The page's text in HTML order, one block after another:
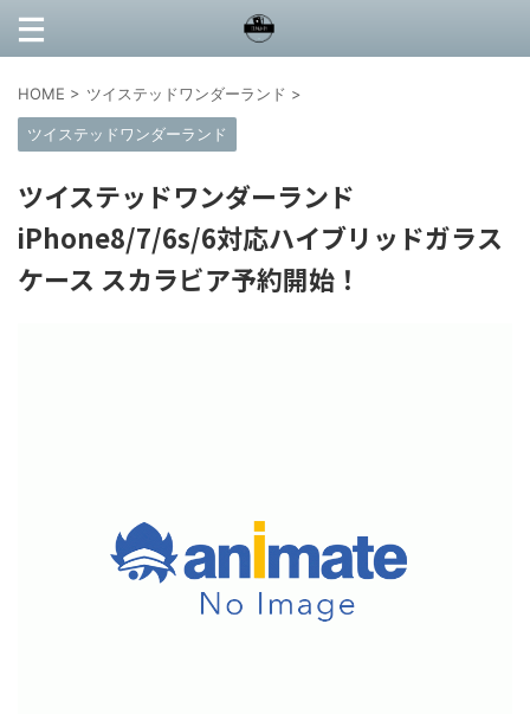
HOME > ツイステッドワンダーランド >
ツイステッドワンダーランド
ツイステッドワンダーランド
iPhone8/7/6s/6対応ハイブリッドガラス
ケース スカラビア予約開始！